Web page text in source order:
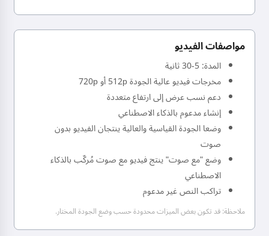
مواصفات الفيديو
المدة: 5-30 ثانية
مخرجات فيديو عالية الجودة 512p أو 720p
دعم نسب عرض إلى ارتفاع متعددة
إنشاء مدعوم بالذكاء الاصطناعي
وضعا الجودة القياسية والعالية ينتجان الفيديو بدون
صوت
وضع "مع صوت" ينتج فيديو مع صوت مُركّب بالذكاء
الاصطناعي
تراكب النص غير مدعوم
ملاحظة: قد تكون بعض الميزات محدودة حسب وضع الجودة المختار.